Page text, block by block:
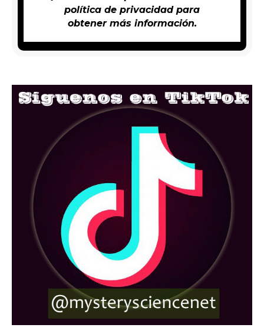
política de privacidadpara
obtener más información.